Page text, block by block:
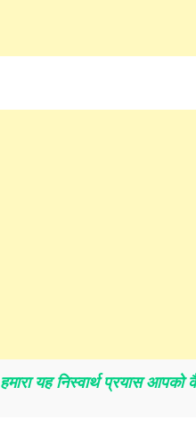
हमारा यह निस्वार्थ प्रयास